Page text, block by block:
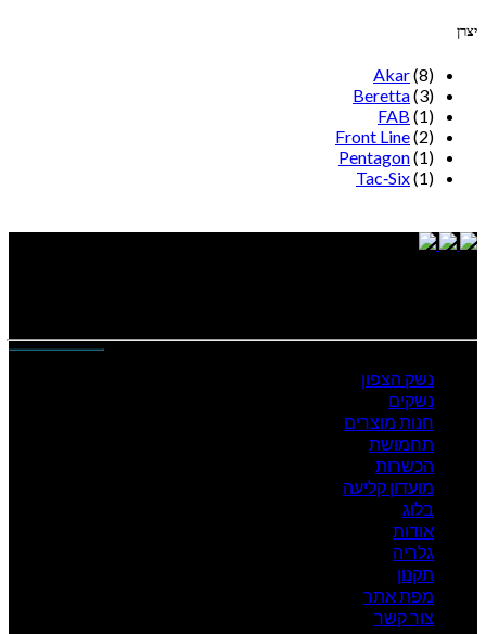
יצרן
Akar(8)
Beretta(3)
FAB (1)
Front Line(2)
Pentagon(1)
Tac‑Six(1)
נשק הצפון
נשקים
חנות מוצרים
תחמושת
הכשרות
מועדון קליעה
בלוג
אודות
גלריה
תקנון
מפת אתר
צור קשר